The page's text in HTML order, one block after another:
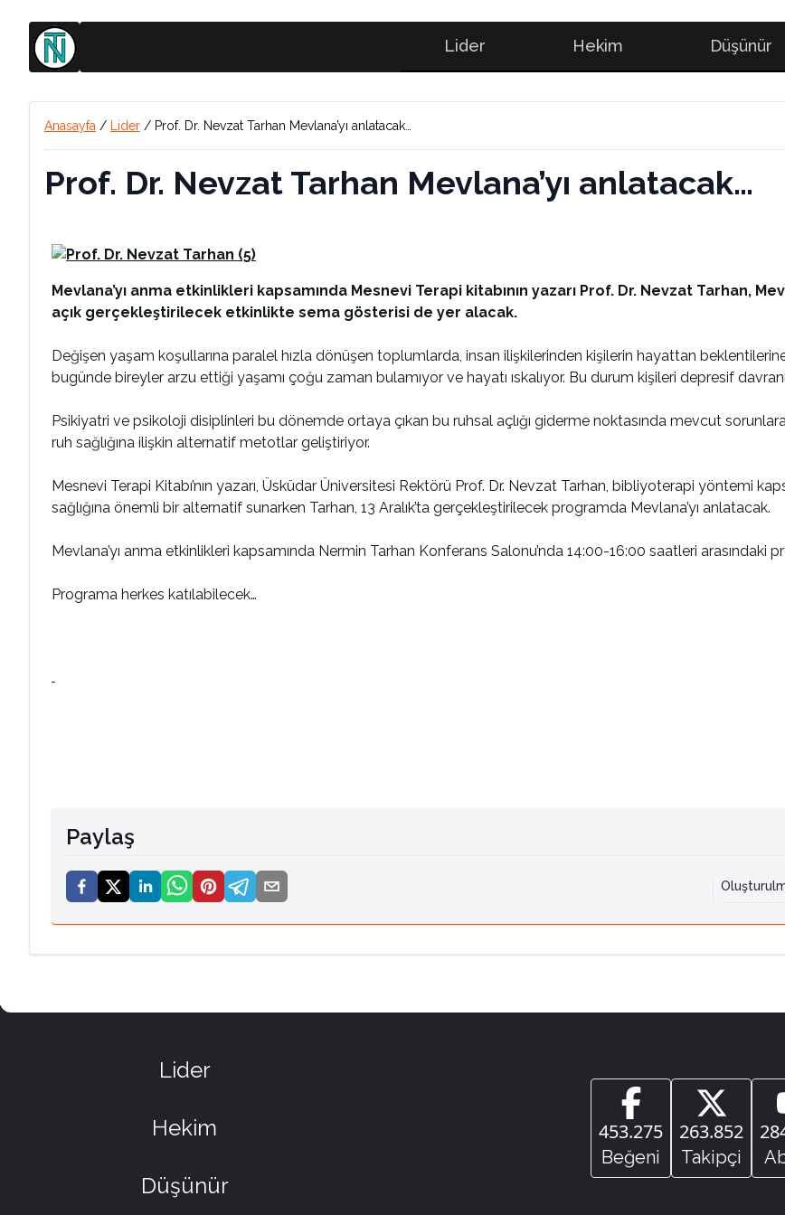
Lider Hekim Düşünür
Anasayfa / Lider / Prof. Dr. Nevzat Tarhan Mevlana’yı anlatacak…
Prof. Dr. Nevzat Tarhan Mevlana’yı anlatacak…
Mevlana’yı anma etkinlikleri kapsamında Mesnevi Terapi kitabının yazarı Prof. Dr. Nevzat Tarhan,
açık gerçekleştirilecek etkinlikte sema gösterisi de yer alacak.
Değişen yaşam koşullarına paralel hızla dönüşen toplumlarda, insan ilişkilerinden kişilerin hayattan beklentilerine
bugünde bireyler arzu ettiği yaşamı çoğu zaman bulamıyor ve hayatı ıskalıyor. Bu durum kişileri depresif
Psikiyatri ve psikoloji disiplinleri bu dönemde ortaya çıkan bu ruhsal açlığı giderme noktasında mevcut
ruh sağlığına ilişkin alternatif metotlar geliştiriyor.
Mesnevi Terapi Kitabı’nın yazarı, Üsküdar Üniversitesi Rektörü Prof. Dr. Nevzat Tarhan, bibliyoterapi yöntemi
sağlığına önemli bir alternatif sunarken Tarhan, 13 Aralık’ta gerçekleştirilecek programda Mevlana’yı anlatacak.
Mevlana’yı anma etkinlikleri kapsamında Nermin Tarhan Konferans Salonu’nda 14:00-16:00 saatleri
Programa herkes katılabilecek…
Paylaş
Lider
Hekim
Düşünür
453.275
Beğeni
263.852
Takipçi